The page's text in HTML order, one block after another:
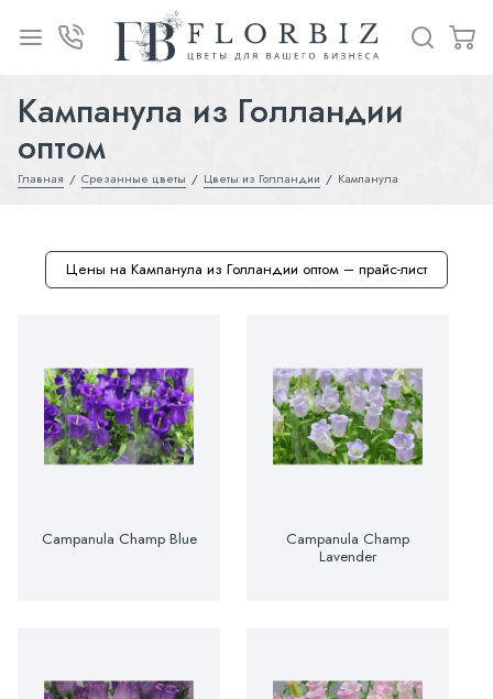
Кампанула из Голландии
оптом
Главная Срезанные цветы Цветы из Голландии Кампанула
Цены на Кампанула из Голландии оптом – прайс-лист
Campanula Champ Blue
Campanula Champ
Lavender